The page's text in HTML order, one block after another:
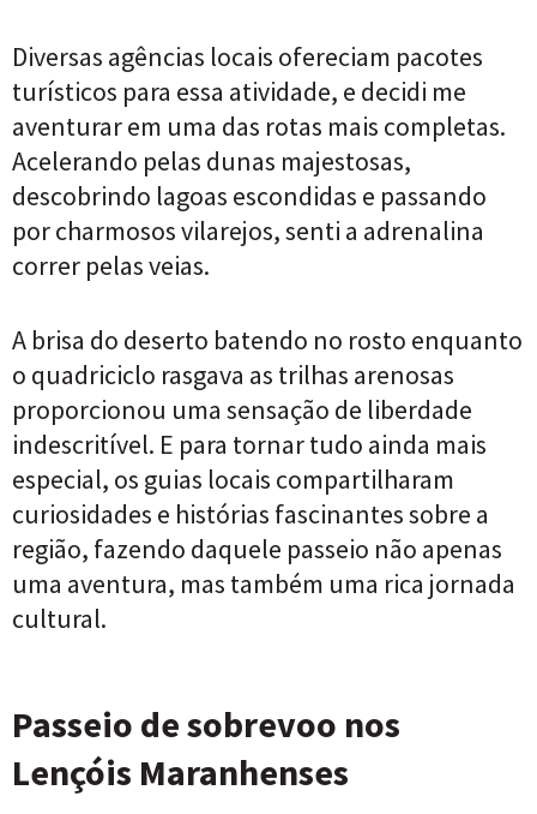
Diversas agências locais ofereciam pacotes
turísticos para essa atividade, e decidi me
aventurar em uma das rotas mais completas.
Acelerando pelas dunas majestosas,
descobrindo lagoas escondidas e passando
por charmosos vilarejos, senti a adrenalina
correr pelas veias.
A brisa do deserto batendo no rosto enquanto
o quadriciclo rasgava as trilhas arenosas
proporcionou uma sensação de liberdade
indescritível. E para tornar tudo ainda mais
especial, os guias locais compartilharam
curiosidades e histórias fascinantes sobre a
região, fazendo daquele passeio não apenas
uma aventura, mas também uma rica jornada
cultural.
Passeio de sobrevoo nos
Lençóis Maranhenses